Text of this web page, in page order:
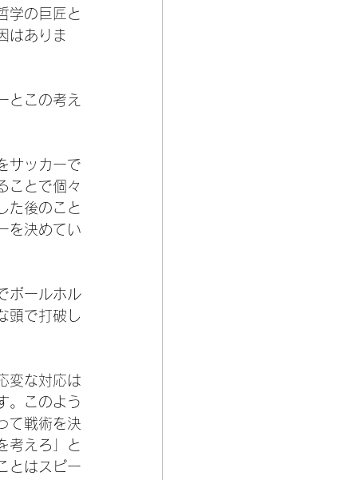
学の巨匠と
はありま
とこの考え
サッカーで
ことで個々
た後のこと
を決めてい
ボールホル
頭で打破し
変な対応は
。このよう
て戦術を決
考えろ」と
とはスピー